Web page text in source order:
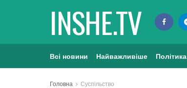
INSHE.TV
Всі новини Найважливіше Політика
Головна Суспільство